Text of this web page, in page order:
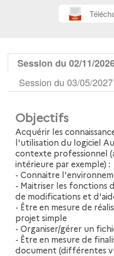
Session du 02/11/
Session du 03/05/
Objectifs
Acquérir les connaissances préalables à
l'utilisation du logiciel
contexte professionnel
intérieure par exemple) :
- Connaitre
- Maitriser les fonctions
de modifications et
- Être en mesure de
projet simple
- Organiser/gérer un
- Être en mesure de
document (différentes